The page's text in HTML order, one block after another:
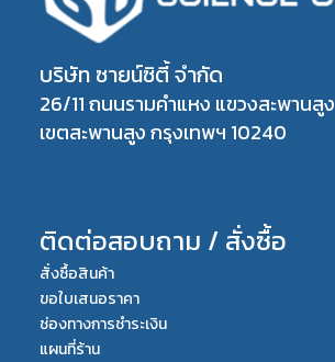
บริษัท ซายน์ซิตี้ จำกัด
26/11 ถนนรามคำแหง แขวงสะพานสูง
เขตสะพานสูง กรุงเทพฯ 10240
ติดต่อสอบถาม / สั่งซื้อ
สั่งซื้อสินค้า
ขอใบเสนอราคา
ช่องทางการชำระเงิน
แผนที่ร้าน